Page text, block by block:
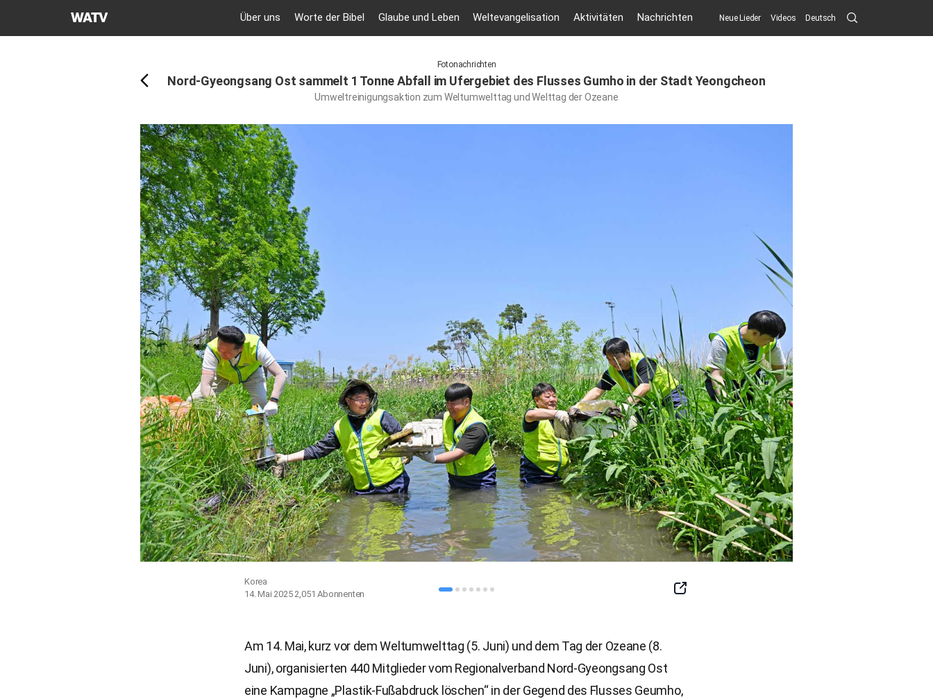
GEMEINDE
Über uns Worte der Bibel Glaube und Leben Weltevangelisation Aktivitäten Nachrichten Neue Lieder Videos Deutsch Search
Submit
Fotonachrichten
Nord-Gyeongsang Ost sammelt 1 Tonne Abfall im Ufergebiet des Flusses Gumho in der Stadt Yeongcheon
Umweltreinigungsaktion zum Weltumwelttag und Welttag der Ozeane
Korea
14. Mai 2025 2,051Abonnenten
SNS
Am 14. Mai, kurz vor dem Weltumwelttag (5. Juni) und dem Tag der Ozeane (8.
Juni), organisierten 440 Mitglieder vom Regionalverband Nord-Gyeongsang Ost
eine Kampagne „Plastik-Fußabdruck löschen“ in der Gegend des Flusses Geumho,